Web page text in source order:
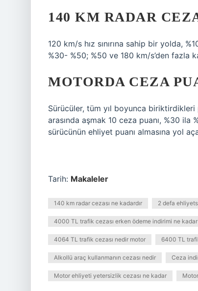
140 KM RADAR
120 km/s hız sınırına sahip bir yolda,
%30- %50; %50 ve 180 km/s’den fazla
MOTORDA CEZA
Sürücüler, tüm yıl boyunca biriktirdikleri
arasında aşmak 10 ceza puanı, %30 ila
sürücünün ehliyet puanı almasına yol
Tarih: Makaleler
140 km radar cezası ne kadardır 2 defa
4000 TL trafik cezası erken ödeme indirimi ne kadar
4064 TL trafik cezası nedir motor 6400 TL
Alkollü araç kullanmanın cezası nedir Ceza
Motor ehliyeti yetersizlik cezası ne kadar